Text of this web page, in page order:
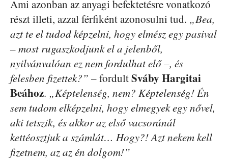
Ami azonban az anyagi befektetésre vonatkozó
részt illeti, azzal férfiként azonosulni tud. „Bea,
azt te el tudod képzelni, hogy elmész egy pasival
– most rugaszkodjunk el a jelenből,
nyilvánvalóan ez nem fordulhat elő –, és
felesben fizettek?” – fordultSváby Hargitai
Beához. „Képtelenség, nem? Képtelenség! Én
sem tudom elképzelni, hogy elmegyek egy nővel,
aki tetszik, és akkor az első vacsoránál
kettéosztjuk a számlát… Hogy?! Azt nekem kell
fizetnem, az az én dolgom!”